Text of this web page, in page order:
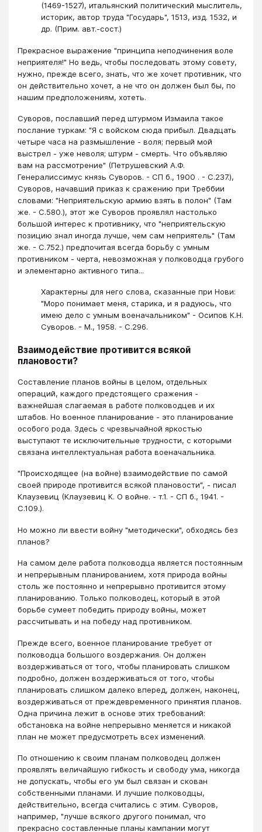
(1469-1527), итальянский политический мыслитель,
историк, автор труда "Государь", 1513, изд. 1532, и
др. (Прим. авт.-сост.)
Прекрасное выражение "принципа неподчинения воле
неприятеля!" Но ведь, чтобы последовать этому совету,
нужно, прежде всего, знать, что же хочет противник, что
он действительно хочет, а не что он должен был бы, по
нашим предположениям, хотеть.
Суворов, пославший перед штурмом Измаила такое
послание туркам: "Я с войском сюда прибыл. Двадцать
четыре часа на размышление - воля; первый мой
выстрел - уже неволя; штурм - смерть. Что объявляю
вам на рассмотрение" (Петрушевский А.Ф.
Генералиссимус князь Суворов. - СП б., 1900 . - С.237.),
Суворов, начавший приказ к сражению при Треббии
словами: "Неприятельскую армию взять в полон" (Там
же. - С.580.), этот же Суворов проявлял настолько
большой интерес к противнику, что "неприятельскую
позицию знал иногда лучше, чем сам неприятель" (Там
же. - С.752.) предпочитая всегда борьбу с умным
противником - черта, невозможная у полководца грубого
и элементарно активного типа...
Характерны для него слова, сказанные при Нови:
"Моро понимает меня, старика, и я радуюсь, что
имею дело с умным военачальником" - Осипов К.Н.
Суворов. - М., 1958. - С.296.
Взаимодействие противится всякой
плановости?
Составление планов войны в целом, отдельных
операций, каждого предстоящего сражения -
важнейшая слагаемая в работе полководцев и их
штабов. Но военное планирование - это планирование
особого рода. Здесь с чрезвычайной яркостью
выступают те исключительные трудности, с которыми
связана интеллектуальная работа военачальника.
"Происходящее (на войне) взаимодействие по самой
своей природе противится всякой плановости", - писал
Клаузевиц (Клаузевиц К. О войне. - т.1. - СП б., 1941. -
С.109.).
Но можно ли ввести войну "методически", обходясь без
планов?
На самом деле работа полководца является постоянным
и непрерывным планированием, хотя природа войны
столь же постоянно и непрерывно противится этому
планированию. Только полководец, который в этой
борьбе сумеет победить природу войны, может
рассчитывать и на победу над противником.
Прежде всего, военное планирование требует от
полководца большого воздержания. Он должен
воздерживаться от того, чтобы планировать слишком
подробно, должен воздерживаться от того, чтобы
планировать слишком далеко вперед, должен, наконец,
воздерживаться от преждевременного принятия планов.
Одна причина лежит в основе этих требований:
обстановка на войне непрерывно меняется и никакой
план не может предусмотреть всех изменений.
По отношению к своим планам полководец должен
проявлять величайшую гибкость и свободу ума, никогда
не допускать, чтобы его ум был связан и скован
собственными планами. И лучшие полководцы,
действительно, всегда считались с этим. Суворов,
например, "лучше всякого другого понимал, что
прекрасно составленные планы кампании могут